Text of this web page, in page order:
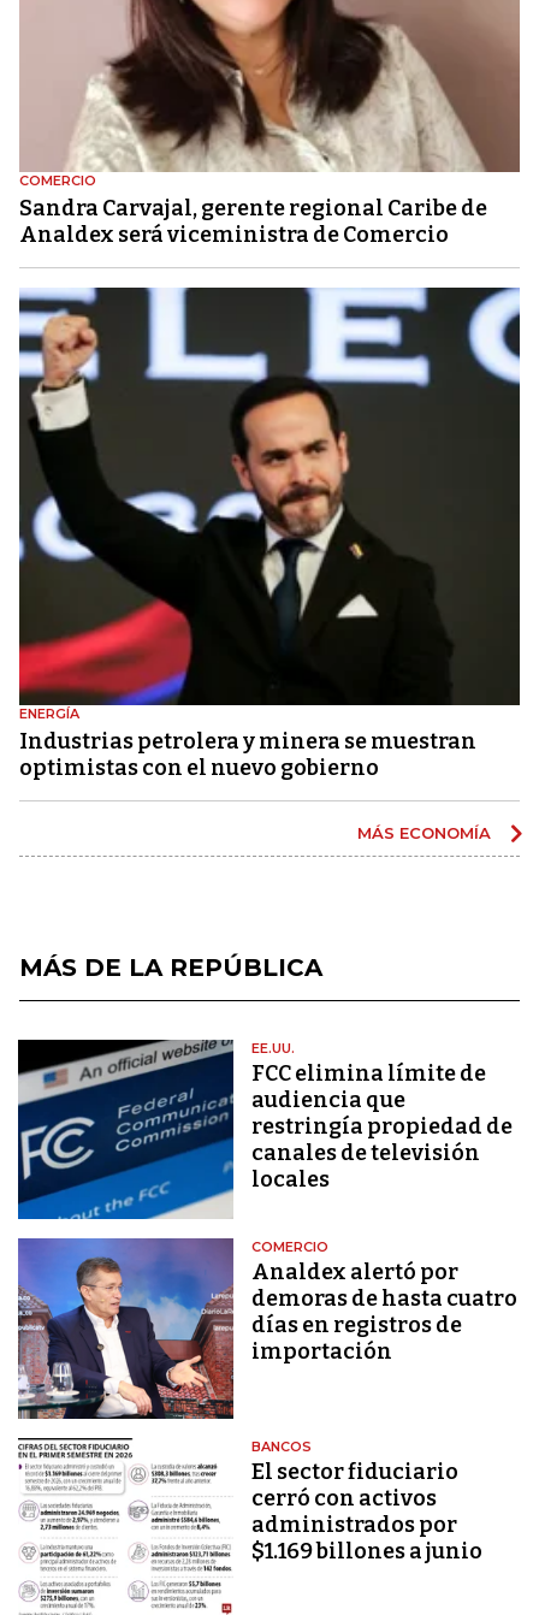
COMERCIO
Sandra Carvajal, gerente regional Caribe de
Analdex será viceministra de Comercio
ENERGÍA
Industrias petrolera y minera se muestran
optimistas con el nuevo gobierno
MÁS ECONOMÍA
MÁS DE LA REPÚBLICA
EE.UU.
FCC elimina límite de
audiencia que
restringía propiedad de
canales de televisión
locales
COMERCIO
Analdex alertó por
demoras de hasta cuatro
días en registros de
importación
BANCOS
El sector fiduciario
cerró con activos
administrados por
$1.169 billones a junio